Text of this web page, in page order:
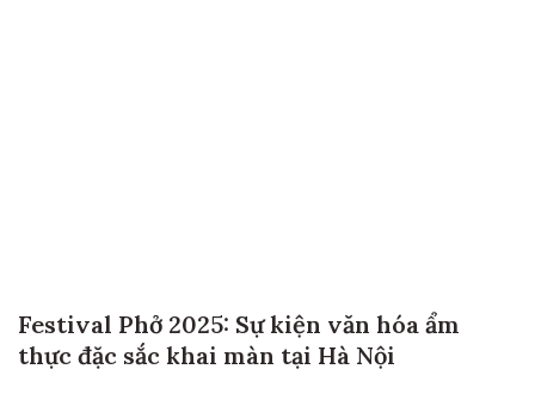
Festival Phở 2025: Sự kiện văn hóa ẩm
thực đặc sắc khai màn tại Hà Nội